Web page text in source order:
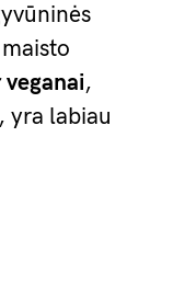
,
yra labiau